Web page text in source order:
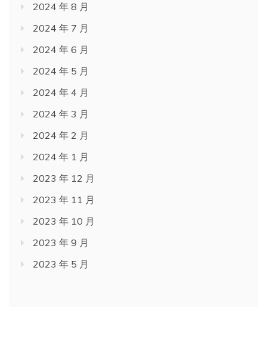
2024 年 8 月
2024 年 7 月
2024 年 6 月
2024 年 5 月
2024 年 4 月
2024 年 3 月
2024 年 2 月
2024 年 1 月
2023 年 12 月
2023 年 11 月
2023 年 10 月
2023 年 9 月
2023 年 5 月